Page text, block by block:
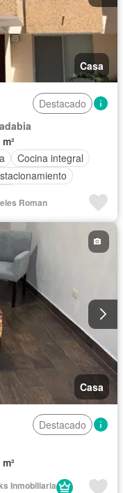
Casa
Destacado
Cocina integral
Roman
Casa
Destacado
Inmobiliaria